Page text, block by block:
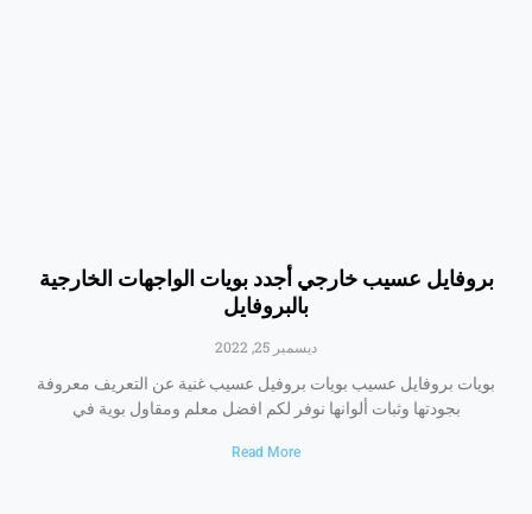
بروفايل عسيب خارجي أجدد بويات الواجهات الخارجية
بالبروفايل
ديسمبر 25, 2022
بويات بروفايل عسيب بويات بروفيل عسيب غنية عن التعريف معروفة
بجودتها وثبات ألوانها نوفر لكم افضل معلم ومقاول بوية في
Read More